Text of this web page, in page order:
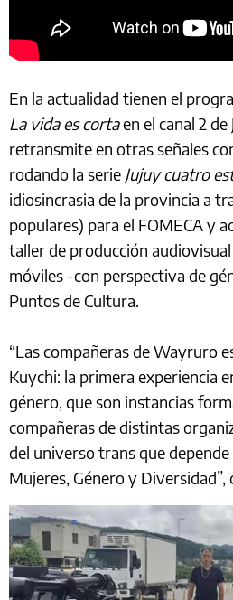
En la actualidad tienen el
La vida es cortaen el canal 2 de
retransmite en otras señales
rodando la serie Jujuy cuatro
idiosincrasia de la provincia a
populares) para el FOMECA y
taller de producción
móviles -con perspectiva de
Puntos de Cultura.
“Las compañeras de Wayruro
Kuychi: la primera experiencia
género, que son instancias
compañeras de distintas
del universo trans que
Mujeres, Género y Diversidad”,